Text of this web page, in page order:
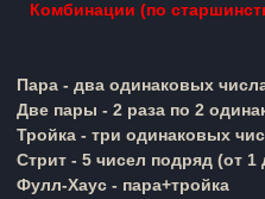
Комбинации (по
Пара - два одинаковых
Две пары - 2 раза по 2
Тройка - три одинаковых
Стрит - 5 чисел подряд (от 1
Фулл-Хаус - пара+тройка